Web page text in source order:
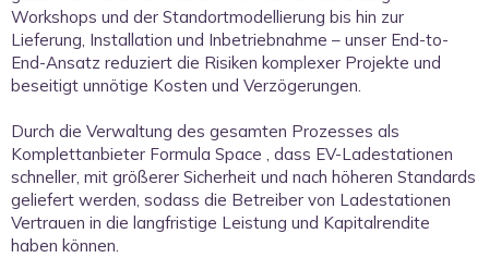
Workshops und der Standortmodellierung bis hin zur
Lieferung, Installation und Inbetriebnahme – unser End-to-
End-Ansatz reduziert die Risiken komplexer Projekte und
beseitigt unnötige Kosten und Verzögerungen.
Durch die Verwaltung des gesamten Prozesses als
Komplettanbieter Formula Space , dass EV-Ladestationen
schneller, mit größerer Sicherheit und nach höheren Standards
geliefert werden, sodass die Betreiber von Ladestationen
Vertrauen in die langfristige Leistung und Kapitalrendite
haben können.